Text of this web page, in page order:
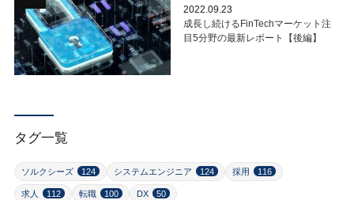
2022.09.23
成長し続けるFinTechマーケット注
目5分野の最新レポート【後編】
タグ一覧
ソルクシーズ 124 システムエンジニア 124 採用 116
求人 112 転職 100 DX 50